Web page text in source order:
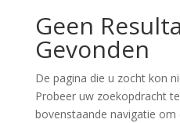
Geen
Gevonden
De pagina die u zocht kon
Probeer uw zoekopdracht
bovenstaande navigatie om